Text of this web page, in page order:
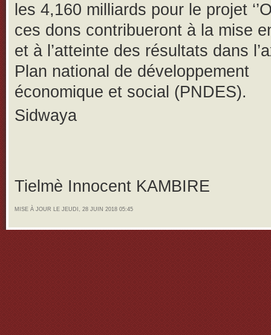
les 4,160 milliards pour le projet
ces dons contribueront à la mise
et à l’atteinte des résultats dans
Plan national de développement
économique et social (PNDES).
Sidwaya
Tielmè Innocent KAMBIRE
MISE À JOUR LE JEUDI, 28 JUIN 2018 05:45